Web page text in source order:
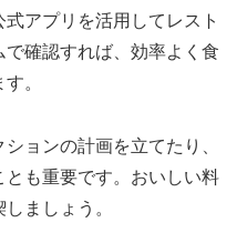
アプリを活用してレスト
確認すれば、効率よく食
。
ョンの計画を立てたり、
も重要です。おいしい料
ましょう。